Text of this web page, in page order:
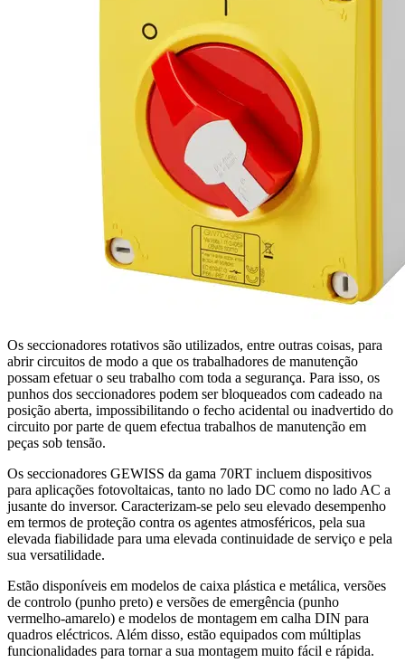
Os seccionadores rotativos são utilizados, entre outras coisas, para
abrir circuitos de modo a que os trabalhadores de manutenção
possam efetuar o seu trabalho com toda a segurança. Para isso, os
punhos dos seccionadores podem ser bloqueados com cadeado na
posição aberta, impossibilitando o fecho acidental ou inadvertido do
circuito por parte de quem efectua trabalhos de manutenção em
peças sob tensão.
Os seccionadores GEWISS da gama 70RT incluem dispositivos
para aplicações fotovoltaicas, tanto no lado DC como no lado AC a
jusante do inversor. Caracterizam-se pelo seu elevado desempenho
em termos de proteção contra os agentes atmosféricos, pela sua
elevada fiabilidade para uma elevada continuidade de serviço e pela
sua versatilidade.
Estão disponíveis em modelos de caixa plástica e metálica, versões
de controlo (punho preto) e versões de emergência (punho
vermelho-amarelo) e modelos de montagem em calha DIN para
quadros eléctricos. Além disso, estão equipados com múltiplas
funcionalidades para tornar a sua montagem muito fácil e rápida.